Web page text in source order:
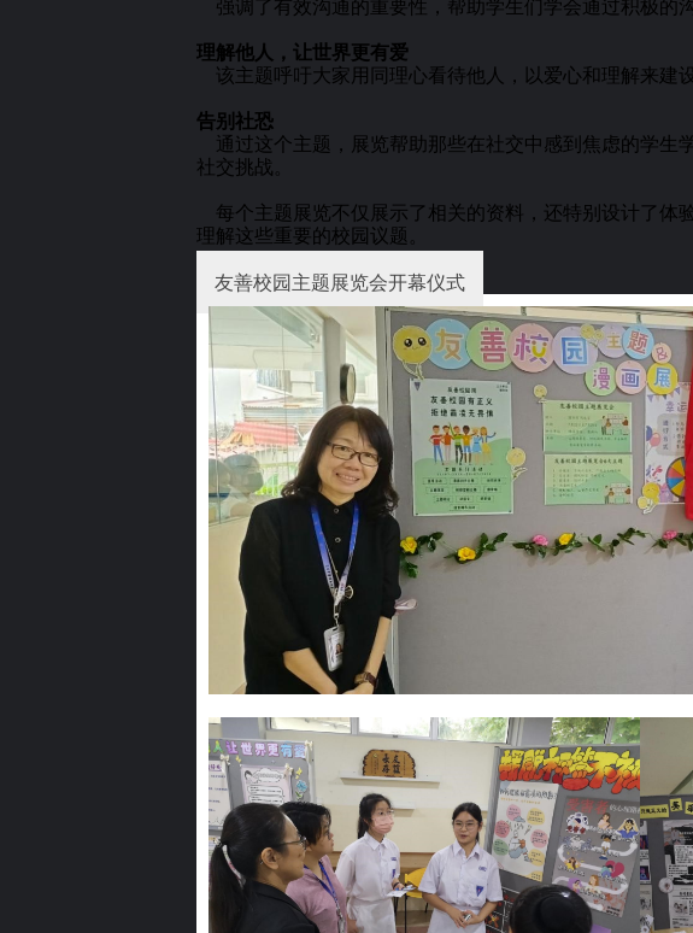
强调了有效沟通的重要性，帮助学生们学会通过积极的
理解他人，让世界更有爱
该主题呼吁大家用同理心看待他人，以爱心和理解来建
告别社恐
通过这个主题，展览帮助那些在社交中感到焦虑的学生
社交挑战。
每个主题展览不仅展示了相关的资料，还特别设计了体
理解这些重要的校园议题。
友善校园主题展览会开幕仪式